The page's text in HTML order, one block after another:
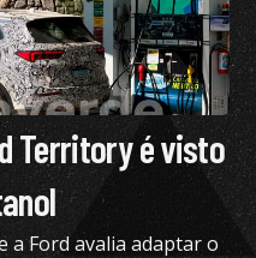
Territory é visto
a Ford avalia adaptar o